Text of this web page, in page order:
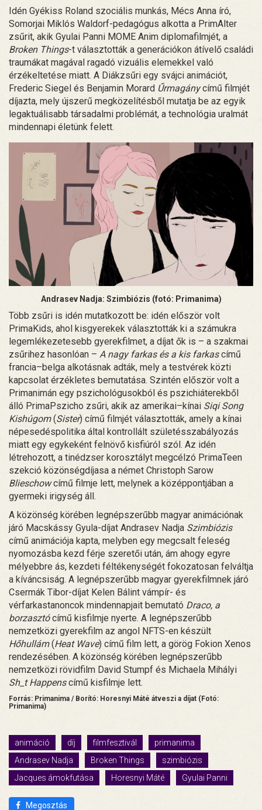
Idén Gyékiss Roland szociális munkás, Mécs Anna író,
Somorjai Miklós Waldorf-pedagógus alkotta a PrimAlter
zsűrit, akik Gyulai Panni MOME Anim diplomafilmjét, a
Broken Things-t választották a generációkon átívelő családi
traumákat magával ragadó vizuális elemekkel való
érzékeltetése miatt. A Diákzsűri egy svájci animációt,
Frederic Siegel és Benjamin Morard Űrmagánycímű filmjét
díjazta, mely újszerű megközelítésből mutatja be az egyik
legaktuálisabb társadalmi problémát, a technológia uralmát
mindennapi életünk felett.
Andrasev Nadja: Szimbiózis (fotó: Primanima)
Több zsűri is idén mutatkozott be: idén először volt
PrimaKids, ahol kisgyerekek választották ki a számukra
legemlékezetesebb gyerekfilmet, a díjat ők is – a szakmai
zsűrihez hasonlóan – A nagy farkas és a kis farkascímű
francia–belga alkotásnak adták, mely a testvérek közti
kapcsolat érzékletes bemutatása. Szintén először volt a
Primanimán egy pszichológusokból és pszichiáterekből
álló PrimaPszicho zsűri, akik az amerikai–kínai Siqi Song
Kishúgom(Sister) című filmjét választották, amely a kínai
népesedéspolitika által kontrollált születésszabályozás
miatt egy egykeként felnövő kisfiúról szól. Az idén
létrehozott, a tinédzser korosztályt megcélzó PrimaTeen
szekció közönségdíjasa a német Christoph Sarow
Blieschowcímű filmje lett, melynek a középpontjában a
gyermeki irigység áll.
A közönség körében legnépszerűbb magyar animációnak
járó Macskássy Gyula-díjat Andrasev Nadja Szimbiózis
című animációja kapta, melyben egy megcsalt feleség
nyomozásba kezd férje szeretői után, ám ahogy egyre
mélyebbre ás, kezdeti féltékenységét fokozatosan felváltja
a kíváncsiság. A legnépszerűbb magyar gyerekfilmnek járó
Csermák Tibor-díjat Kelen Bálint vámpír- és
vérfarkastanoncok mindennapjait bemutató Draco, a
borzasztócímű kisfilmje nyerte. A legnépszerűbb
nemzetközi gyerekfilm az angol NFTS-en készült
Hőhullám(Heat Wave) című film lett, a görög Fokion Xenos
rendezésében. A közönség körében legnépszerűbb
nemzetközi rövidfilm David Stumpf és Michaela Mihályi
Sh_t Happenscímű kisfilmje lett.
Forrás: Primanima / Borító: Horesnyi Máté átveszi a díjat (Fotó:
Primanima)
animáció díj filmfesztivál
primanima
Andrasev Nadja
Broken Things
szimbiózis
Jacques ámokfutása
Horesnyi Máté Gyulai Panni
Megosztás